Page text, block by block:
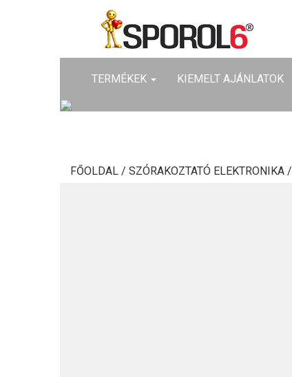
TERMÉKEK KIEMELT AJÁNLATOK
FŐOLDAL / SZÓRAKOZTATÓ ELEKTRONIKA /